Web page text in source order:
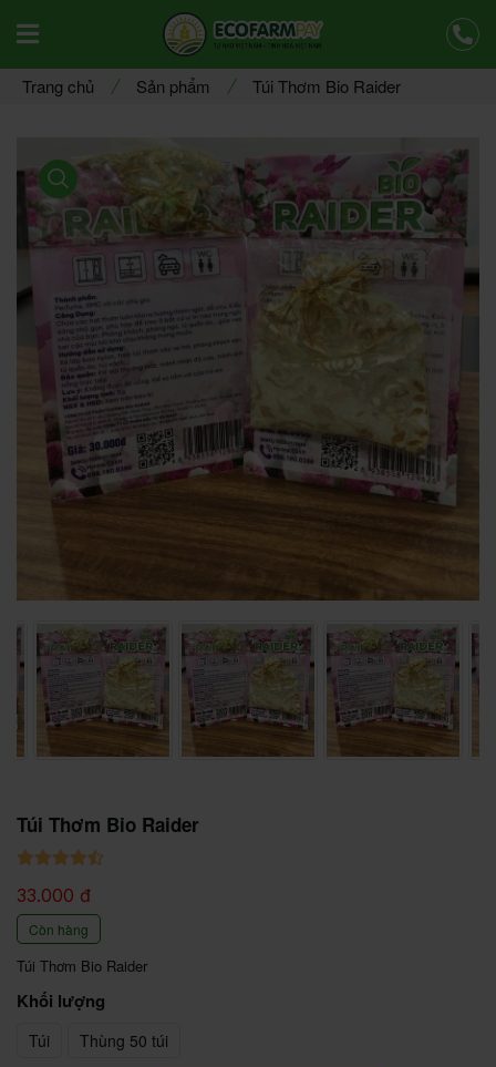
Offcanvas Menu Mobile Open
Trang chủ Sản phẩm Túi Thơm Bio Raider
product view
Túi Thơm Bio Raider
33.000 đ
Còn hàng
Túi Thơm Bio Raider
Khối lượng
Túi Thùng 50 túi